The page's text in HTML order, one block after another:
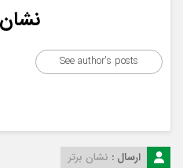
نشان
See author's posts
ارسال : نشان برتر